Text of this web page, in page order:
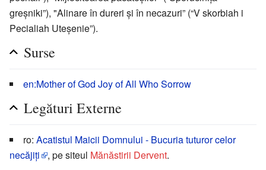
greșniki”), "Alinare în dureri și în necazuri” (“V skorbiah i
Pecialiah Uteșenie”).
Surse
en:Mother of God Joy of All Who Sorrow
Legături Externe
ro: Acatistul Maicii Domnului - Bucuria tuturor celor
necăjiți
, pe siteul Mănăstirii Dervent.